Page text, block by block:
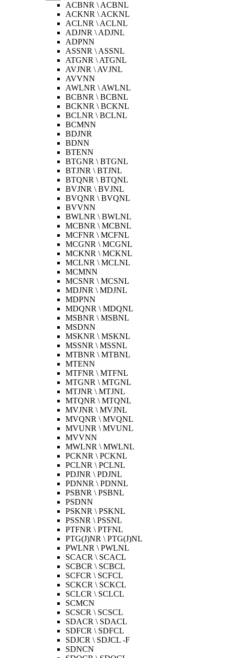
ACBNR \ ACBNL
ACKNR \ ACKNL
ACLNR \ ACLNL
ADJNR \ ADJNL
ADPNN
ASSNR \ ASSNL
ATGNR \ ATGNL
AVJNR \ AVJNL
AVVNN
AWLNR \ AWLNL
BCBNR \ BCBNL
BCKNR \ BCKNL
BCLNR \ BCLNL
BCMNN
BDJNR
BDNN
BTENN
BTGNR \ BTGNL
BTJNR \ BTJNL
BTQNR \ BTQNL
BVJNR \ BVJNL
BVQNR \ BVQNL
BVVNN
BWLNR \ BWLNL
MCBNR \ MCBNL
MCFNR \ MCFNL
MCGNR \ MCGNL
MCKNR \ MCKNL
MCLNR \ MCLNL
MCMNN
MCSNR \ MCSNL
MDJNR \ MDJNL
MDPNN
MDQNR \ MDQNL
MSBNR \ MSBNL
MSDNN
MSKNR \ MSKNL
MSSNR \ MSSNL
MTBNR \ MTBNL
MTENN
MTFNR \ MTFNL
MTGNR \ MTGNL
MTJNR \ MTJNL
MTQNR \ MTQNL
MVJNR \ MVJNL
MVQNR \ MVQNL
MVUNR \ MVUNL
MVVNN
MWLNR \ MWLNL
PCKNR \ PCKNL
PCLNR \ PCLNL
PDJNR \ PDJNL
PDNNR \ PDNNL
PSBNR \ PSBNL
PSDNN
PSKNR \ PSKNL
PSSNR \ PSSNL
PTFNR \ PTFNL
PTG(J)NR \ PTG(J)NL
PWLNR \ PWLNL
SCACR \ SCACL
SCBCR \ SCBCL
SCFCR \ SCFCL
SCKCR \ SCKCL
SCLCR \ SCLCL
SCMCN
SCSCR \ SCSCL
SDACR \ SDACL
SDFCR \ SDFCL
SDJCR \ SDJCL -F
SDNCN